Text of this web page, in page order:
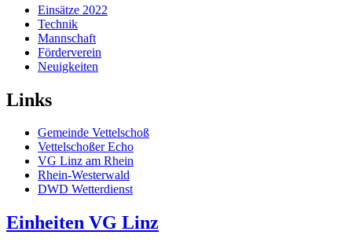
Einsätze 2022
Technik
Mannschaft
Förderverein
Neuigkeiten
Links
Gemeinde Vettelschoß
Vettelschoßer Echo
VG Linz am Rhein
Rhein-Westerwald
DWD Wetterdienst
Einheiten VG Linz